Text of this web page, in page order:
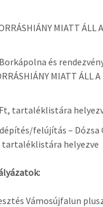
MIATT ÁLL A
és
MIATT ÁLL A
tartaléklistára
felújítás – Dózsa
tartaléklistára helyezve
Vámosújfalun